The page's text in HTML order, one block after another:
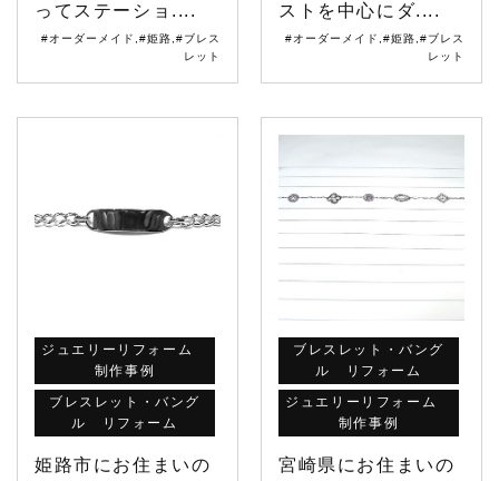
ってステーショ....
#オーダーメイド #姫路 #ブレス
レット
ストを中心にダ....
#オーダーメイド #姫路 #ブレス
レット
ジュエリーリフォーム
制作事例
ブレスレット・バング
ル リフォーム
姫路市にお住まいの
ブレスレット・バング
ル リフォーム
ジュエリーリフォーム
制作事例
宮崎県にお住まいの